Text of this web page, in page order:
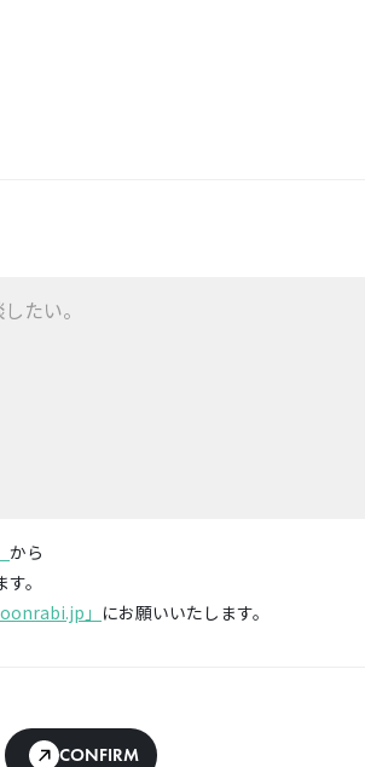
から
。
」 にお願いいたします。
CONFIRM